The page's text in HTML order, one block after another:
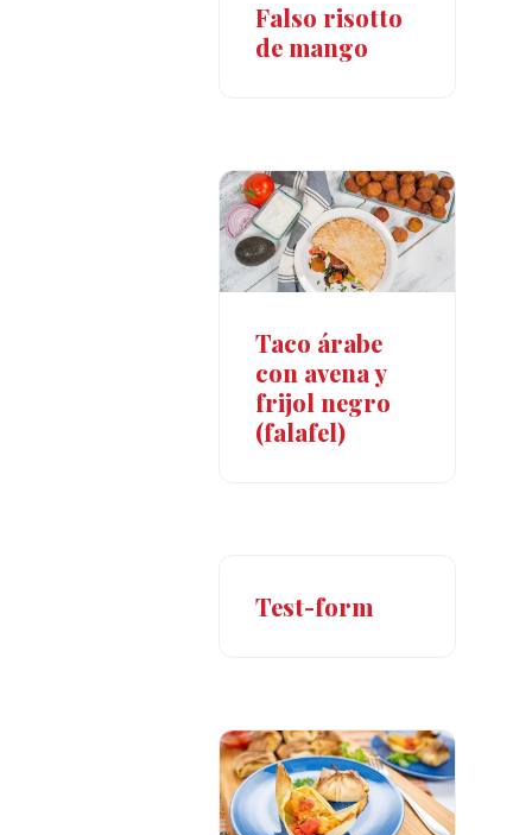
Falso risotto
de mango
Taco árabe
con avena y
frijol negro
(falafel)
Test-form